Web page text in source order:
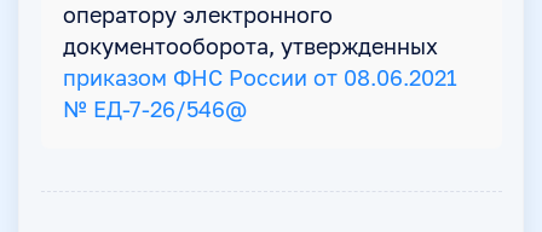
оператору электронного
документооборота, утвержденных
приказом ФНС России от 08.06.2021
№ ЕД-7-26/546@